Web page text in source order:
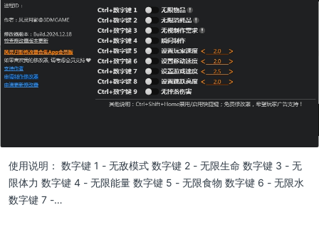
使用说明： 数字键 1 - 无敌模式 数字键 2 - 无限生命 数字键 3 - 无
限体力 数字键 4 - 无限能量 数字键 5 - 无限食物 数字键 6 - 无限水
数字键 7 -…